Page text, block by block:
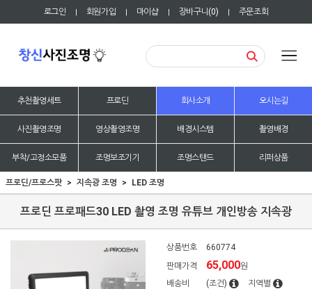
로그인 | 회원가입 | 마이샵 | 장바구니(0) | 주문조회
추천촬영세트 프로딘 회사소개 오시는길
사진촬영조명 영상촬영조명 배경시스템 촬영배경
부착/고정소모품 조명보조기기 조명스탠드 리퍼상품
프로딘/프로스팟 지속광 조명 LED 조명
프로딘 프로패드30 LED 촬영 조명 유튜브 개인방송 지속광
상품번호
660774
판매가격
65,000원
배송비
(조건) 지역별